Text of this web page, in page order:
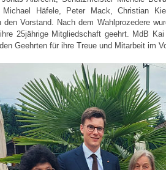
Häfele, Peter Mack, Christian
den Vorstand. Nach dem Wahlprozedere
25jährige Mitgliedschaft geehrt. MdB
Geehrten für ihre Treue und Mitarbeit im